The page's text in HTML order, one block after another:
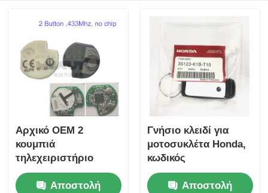
Αρχικό OEM 2
κουμπιά
τηλεχειριστήριο
433.87mhz FSK για
Su-zuki Jim-ny 2005-
Αποστολή
Γνήσιο κλειδί για
μοτοσυκλέτα Honda,
κωδικός
ανταλλακτικού:
35123-K1B-T10,
Αποστολή